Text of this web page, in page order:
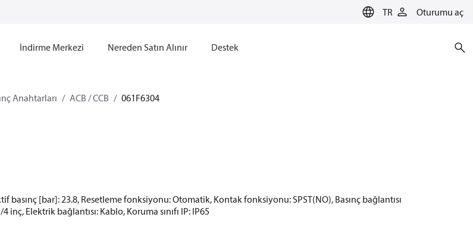
TR Oturumu aç
İndirme Merkezi Nereden Satın Alınır Destek
Anahtarları ACB / CCB 061F6304
basınç [bar]: 23.8, Resetleme fonksiyonu: Otomatik, Kontak fonksiyonu: SPST(NO), Basınç bağlantısı
inç, Elektrik bağlantısı: Kablo, Koruma sınıfı IP: IP65